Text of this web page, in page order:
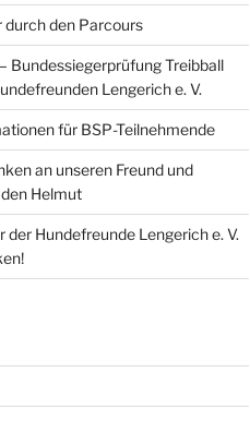
den Parcours
Bundessiegerprüfung Treibball
Lengerich e. V.
für BSP-Teilnehmende
an unseren Freund und
Helmut
der Hundefreunde Lengerich e. V.